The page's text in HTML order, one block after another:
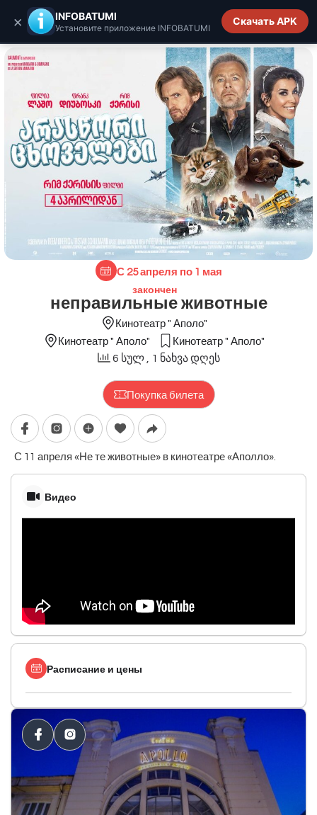
INFOBATUMI.GE
С 25 апреля по 1 мая
закончен
неправильные животные
Кинотеатр " Аполо"
Кинотеатр " Аполо"
Кинотеатр " Аполо"
6 სულ , 1 ნახვა დღეს
Покупка билета
С 11 апреля «Не те животные» в кинотеатре «Аполло».
Видео
Расписание и цены
× INFOBATUMI
Установите приложение INFOBATUMI
Скачать APK